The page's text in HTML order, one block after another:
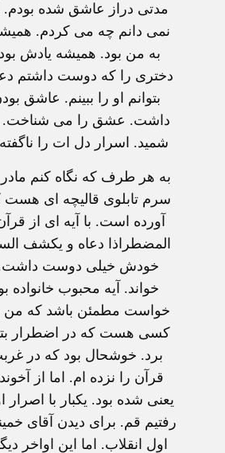
مدتی دراز عاشق شده بودم.
نمی دانم چه می کردم.
به من بود. همیشه یادش بود
دختری را که دوست داشتم
بتوانم او را ببینم. عاشق
داشت. عشق را می شناخت.
شمید. اسرار دل ات را
به هر طرف که نگاه کنم
سرم تابلوی قالیچه ای هست
آورده است. با آیه ای از
المضطراذا دعاه و یکشف
خودش خیلی دوست
خواند. آیه محبوب خانواده
خواست مطمئن باشد که من
کسی هست که در اضطرار
برد. خوشحال بود که در
قرآن را نزده ام. اما از
یعنی شده بود. یکبار با
رفتیم قم. برای دیدن آقای
اول انقلاب. اما این اواخر